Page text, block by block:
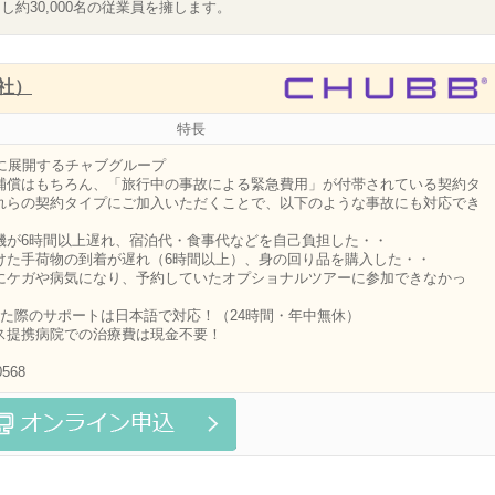
し約30,000名の従業員を擁します。
）
特長
展開するチャブグループ
はもちろん、「旅行中の事故による緊急費用」が付帯されている契約タ
らの契約タイプにご加入いただくことで、以下のような事故にも対応でき
6時間以上遅れ、宿泊代・食事代などを自己負担した・・
手荷物の到着が遅れ（6時間以上）、身の回り品を購入した・・
ガや病気になり、予約していたオプショナルツアーに参加できなかっ
際のサポートは日本語で対応！（24時間・年中無休）
携病院での治療費は現金不要！